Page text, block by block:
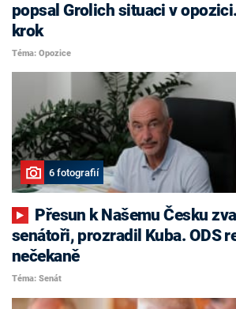
popsal Grolich situaci v
krok
Téma: Opozice
6 fotografií
senátoři, prozradil Kuba. ODS
nečekaně
Téma: Senát